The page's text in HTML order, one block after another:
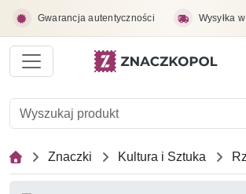
Gwarancja autentyczności Wysyłka
Znaczki Kultura i Sztuka